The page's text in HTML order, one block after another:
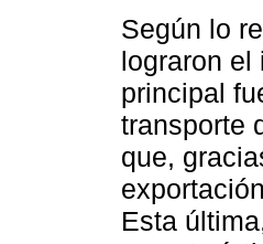
Según lo
lograron el
principal
transporte
que,
Esta